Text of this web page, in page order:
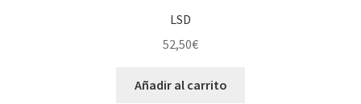
LSD
52,50€
Añadir al carrito